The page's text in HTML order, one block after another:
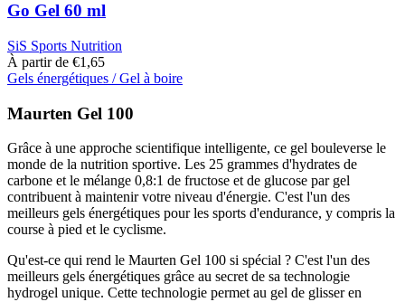
Go Gel 60 ml
SiS Sports Nutrition
À partir de €1,65
Gels énergétiques / Gel à boire
produit
plusieurs
variantes.
Cette
option
peut
être
sélectionnée
sur
la
page
Maurten Gel 100
Grâce à une approche scientifique intelligente, ce gel bouleverse le
monde de la nutrition sportive. Les 25 grammes d'hydrates de
carbone et le mélange 0,8:1 de fructose et de glucose par gel
contribuent à maintenir votre niveau d'énergie. C'est l'un des
meilleurs gels énergétiques pour les sports d'endurance, y compris la
course à pied et le cyclisme.
Qu'est-ce qui rend le Maurten Gel 100 si spécial ? C'est l'un des
meilleurs gels énergétiques grâce au secret de sa technologie
hydrogel unique. Cette technologie permet au gel de glisser en